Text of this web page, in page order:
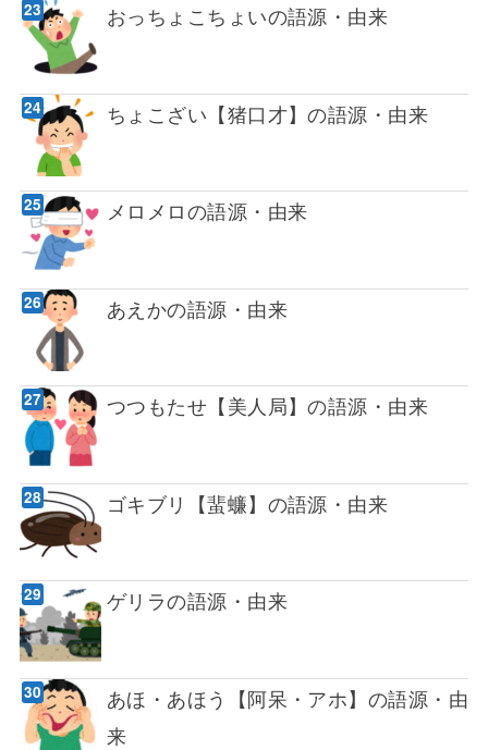
おっちょこちょいの語源・由来
ちょこざい【猪口才】の語源・由来
メロメロの語源・由来
あえかの語源・由来
つつもたせ【美人局】の語源・由来
ゴキブリ【蜚蠊】の語源・由来
ゲリラの語源・由来
あほ・あほう【阿呆・アホ】の語源・由
来